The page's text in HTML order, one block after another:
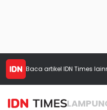
Baca artikel IDN Times